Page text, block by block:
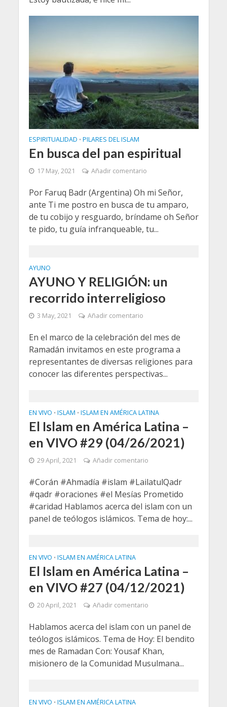
ESPIRITUALIDAD • PILARES DEL ISLAM
En busca del pan espiritual
17 May, 2021 Añadir comentario
Por Faruq Badr (Argentina) Oh mi Señor,
ante Ti me postro en busca de tu amparo,
de tu cobijo y resguardo, bríndame oh Señor
te pido, tu guía infranqueable, tu...
AYUNO
AYUNO Y RELIGIÓN: un
recorrido interreligioso
3 May, 2021 Añadir comentario
En el marco de la celebración del mes de
Ramadán invitamos en este programa a
representantes de diversas religiones para
conocer las diferentes perspectivas...
EN VIVO • ISLAM • ISLAM EN AMÉRICA LATINA
El Islam en América Latina –
en VIVO #29 (04/26/2021)
29 April, 2021 Añadir comentario
#Corán #Ahmadía #islam #LailatulQadr
#qadr #oraciones #el Mesías Prometido
#caridad Hablamos acerca del islam con un
panel de teólogos islámicos. Tema de hoy:...
EN VIVO • ISLAM EN AMÉRICA LATINA
El Islam en América Latina –
en VIVO #27 (04/12/2021)
20 April, 2021 Añadir comentario
Hablamos acerca del islam con un panel de
teólogos islámicos. Tema de Hoy: El bendito
mes de Ramadan Con: Yousaf Khan,
misionero de la Comunidad Musulmana...
EN VIVO • ISLAM EN AMÉRICA LATINA